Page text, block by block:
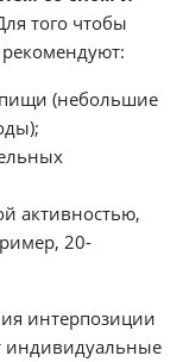
того чтобы
пищи (небольшие
активностью,
20-
интерпозиции
индивидуальные